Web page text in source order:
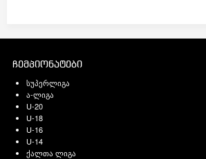
ჩემპიონატები
სუპერლიგა
ა-ლიგა
U-20
U-18
U-16
U-14
ქალთა ლიგა